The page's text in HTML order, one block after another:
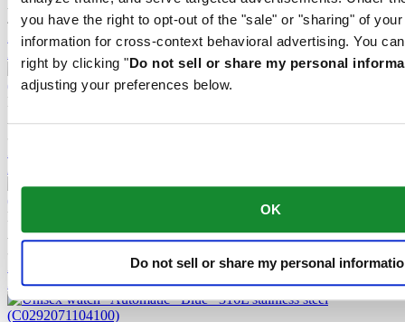
you have the right to opt-out of the "sale" or "sharing" of
information for cross-context behavioral advertising. You
right by clicking "Do not sell or share my personal
adjusting your preferences below.
OK
Do not sell or share my personal
Automatyczny,⌀41.0mm
4 290 zł
Zarezerwuj w salonie
DS-1 38mm
DS-1 38mm
Automatyczny,⌀38.0mm
Znajdź sklep